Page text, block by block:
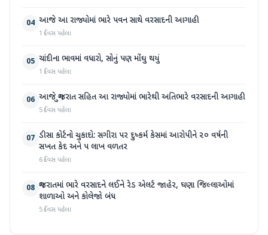
04 આજે આ રાજ્યોમાં ભારે પવન સાથે વરસાદની આગાહી
1 દિવસ પહેલા
05 ચાંદીના ભાવમાં વધારો, સોનું પણ મોંઘુ થયું
1 દિવસ પહેલા
06 આજે ગુજરાત સહિત આ રાજ્યોમાં ભારેથી અતિભારે વરસાદની આગાહી
5 દિવસ પહેલા
07 ડીસા કોર્ટનો ચુકાદો: સગીરા પર દુષ્કર્મ કેસમાં આરોપીને ૨૦ વર્ષની
સખત કેદ અને ૫ લાખ વળતર
6 દિવસ પહેલા
08 ગુજરાતમાં ભારે વરસાદને લઈને રેડ એલર્ટ જાહેર, ઘણા જિલ્લાઓમાં
શાળાઓ અને કોલેજો બંધ
5 દિવસ પહેલા